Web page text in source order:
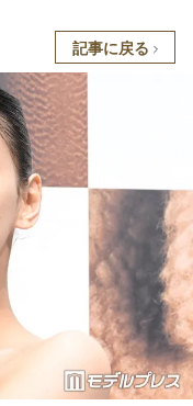
記事に戻る